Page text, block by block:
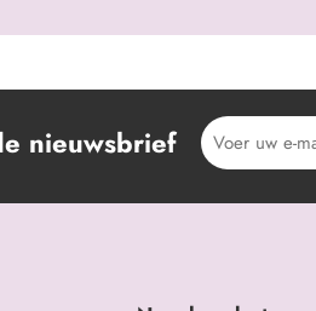
nieuwsbrief